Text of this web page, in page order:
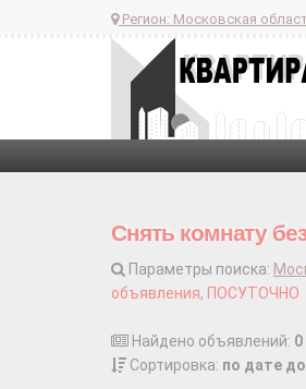
Регион: Московская
Снять комнату
Параметры поиска:
объявления, ПОСУТОЧНО
Найдено объявлений: 0
Сортировка: по дате